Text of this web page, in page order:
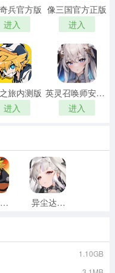
兵官方版
进入
像三国官方正版
进入
旅内测版
进入
英灵召唤师安卓直装版
进入
火影忍者木叶高手测试版 异尘达米拉折版
1.10GB